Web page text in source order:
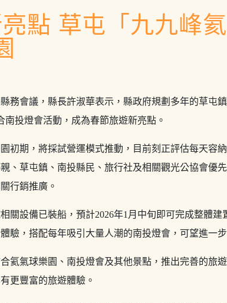
點 草屯「九九峰氦
務會議，縣長許淑華表示， 縣政府規劃多年的草屯
南投燈會活動，成為春節旅遊新亮點。
初期，將採試營運模式推動， 目前刻正評估每天容
、草屯鎮、南投縣民、 旅行社及相關觀光公協會優
行銷推廣。
關設備已裝船，預計2026年1月中旬即可完成整體建
驗，搭配每年吸引大量人潮的南投燈會，可望進一
氦氣球樂園、南投燈會及其他景點，推出完善的旅
更豐富的旅遊體驗。